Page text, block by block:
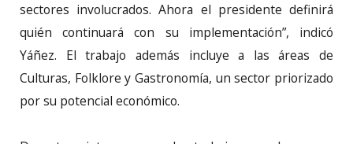
sectores involucrados. Ahora el presidente definirá
quién continuará con su implementación”, indicó
Yáñez. El trabajo además incluye a las áreas de
Culturas, Folklore y Gastronomía, un sector priorizado
por su potencial económico.